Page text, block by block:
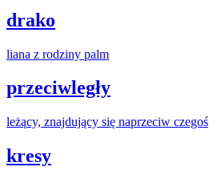
drako
liana z rodziny palm
przeciwległy
leżący, znajdujący się naprzeciw czegoś
kresy